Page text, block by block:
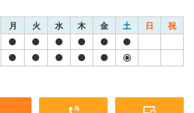
月 火 水 木 金 土 日 祝